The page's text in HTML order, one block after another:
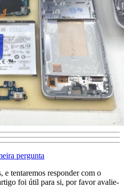
pergunta
e tentaremos responder com o
foi útil para si, por favor avalie-